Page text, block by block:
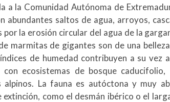
a la Comunidad Autónoma de
abundantes saltos de agua, arroyos,
por la erosión circular del agua de la
marmitas de gigantes son de una
de humedad contribuyen a su
con ecosistemas de bosque
alpinos. La fauna es autóctona y muy
extinción, como el desmán ibérico o el